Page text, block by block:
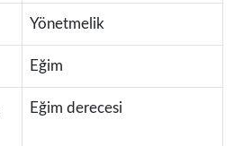
Yönetmelik
Eğim
Eğim derecesi